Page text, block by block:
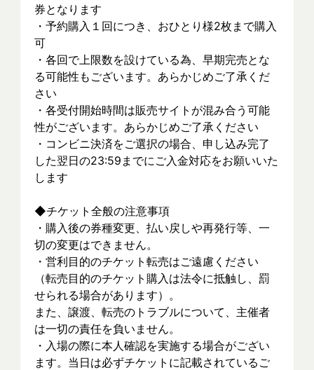
券となります
・予約購入１回につき、おひとり様2枚まで購入
可
・各回で上限数を設けている為、早期完売とな
る可能性もございます。あらかじめご了承くだ
さい
・各受付開始時間は販売サイトが混み合う可能
性がございます。あらかじめご了承ください
・コンビニ決済をご選択の場合、申し込み完了
した翌日の23:59までにご入金対応をお願いいた
します
◆チケット全般の注意事項
・購入後の券種変更、払い戻しや再発行等、一
切の変更はできません。
・営利目的のチケット転売はご遠慮ください
（転売目的のチケット購入は法令に抵触し、罰
せられる場合があります）。
また、譲渡、転売のトラブルについて、主催者
は一切の責任を負いません。
・入場の際に本人確認を実施する場合がござい
ます。当日は必ずチケットに記載されているご